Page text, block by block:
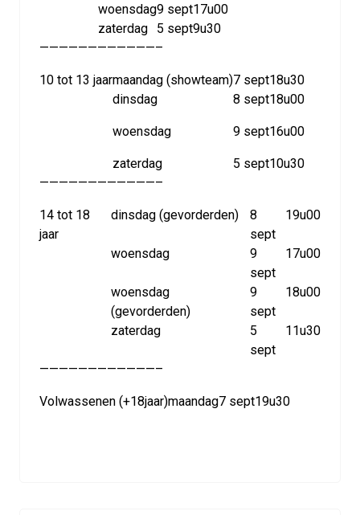
woensdag9 sept17u00
zaterdag
5 sept9u30
————————————–
10 tot 13 jaarmaandag (showteam)7 sept18u30
dinsdag
woensdag
8 sept
9 sept
18u00
16u00
zaterdag 5 sept10u30
————————————–
14 tot 18
jaar
dinsdag (gevorderden)
8
sept
19u00
woensdag
9
sept
17u00
woensdag
(gevorderden)
9
sept
18u00
zaterdag
5
sept
11u30
————————————–
Volwassenen (+18jaar)maandag7 sept19u30